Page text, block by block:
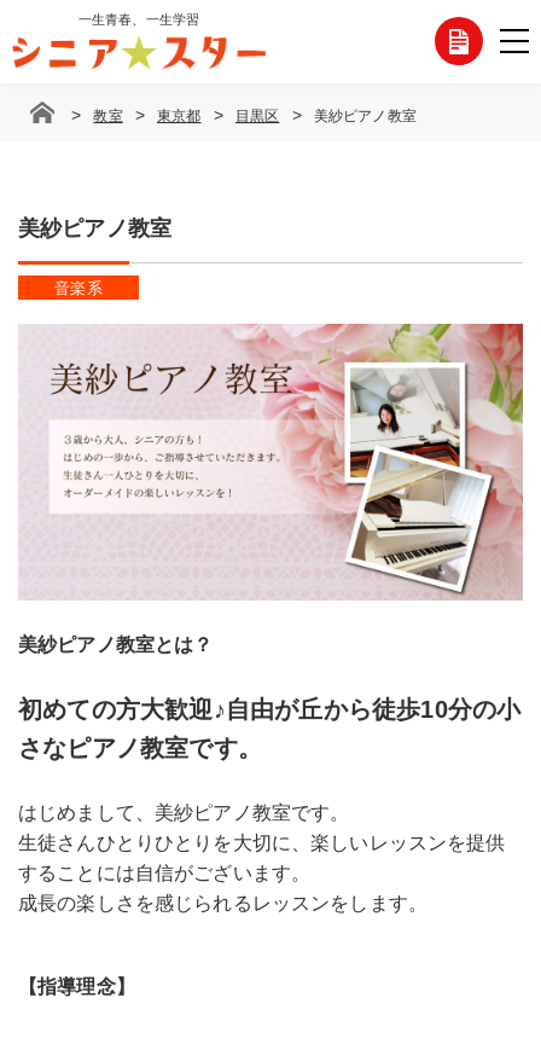
テ
一生青春、一生学習
各
わ
せ
> 教室 > 東京都 > 目黒区 > 美紗ピアノ教室
美紗ピアノ教室
音楽系
美紗ピアノ教室とは？
初めての方大歓迎♪自由が丘から徒歩10分の小
さなピアノ教室です。
はじめまして、美紗ピアノ教室です。
生徒さんひとりひとりを大切に、楽しいレッスンを提供
することには自信がございます。
成長の楽しさを感じられるレッスンをします。
【指導理念】